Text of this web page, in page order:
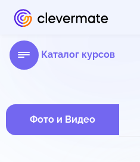
Каталог курсов
Фото и Видео